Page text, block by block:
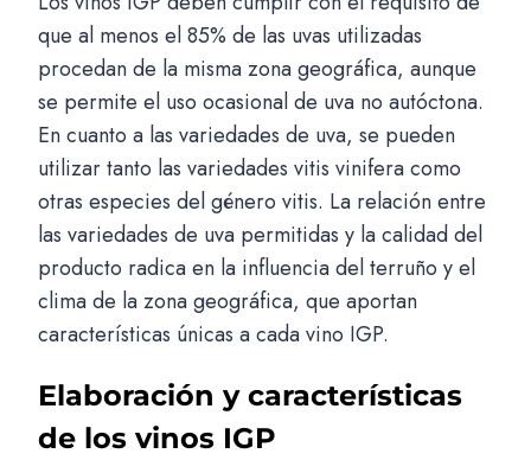
que al menos el 85% de las uvas utilizadas
procedan de la misma zona geográfica, aunque
se permite el uso ocasional de uva no autóctona.
En cuanto a las variedades de uva, se pueden
utilizar tanto las variedades vitis vinifera como
otras especies del género vitis. La relación entre
las variedades de uva permitidas y la calidad del
producto radica en la influencia del terruño y el
clima de la zona geográfica, que aportan
características únicas a cada vino IGP.
Elaboración y características
de los vinos IGP